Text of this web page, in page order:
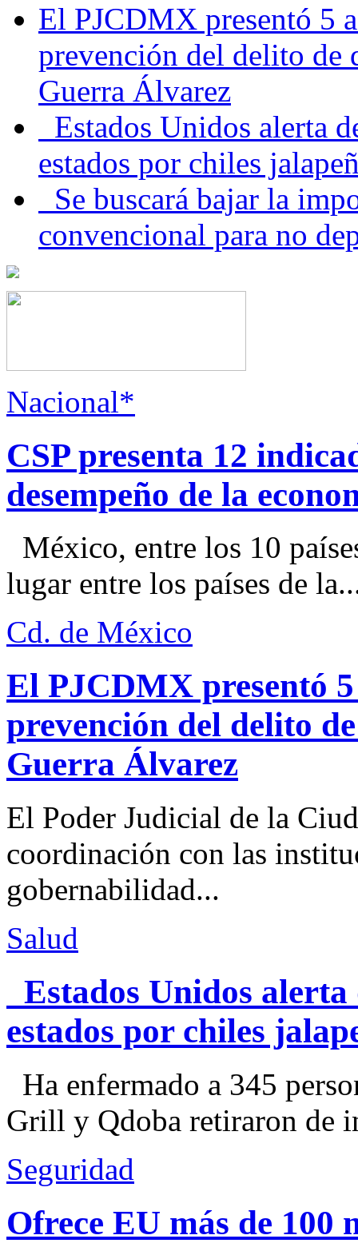
El PJCDMX presentó 5
prevención del delito de
Guerra Álvarez
Estados Unidos alerta
estados por chiles
Se buscará bajar la
convencional para no
Nacional*
CSP presenta 12
desempeño de la
México, entre los 10
lugar entre los países de
Cd. de México
El PJCDMX presentó
prevención del delito
Guerra Álvarez
El Poder Judicial de la
coordinación con las
gobernabilidad...
Salud
Estados Unidos alerta
estados por chiles
Ha enfermado a 345
Grill y Qdoba retiraron de
Seguridad
Ofrece EU más de 100